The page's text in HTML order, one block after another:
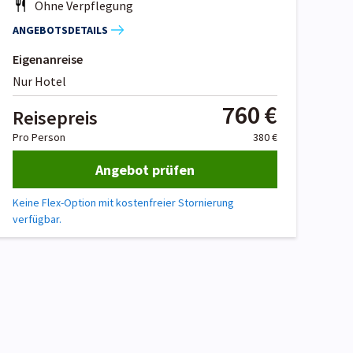
Ohne Verpflegung
ANGEBOTSDETAILS
Eigenanreise
Nur Hotel
Reisepreis 760 €
Pro Person 380 €
Angebot prüfen
Keine Flex-Option mit kostenfreier Stornierung
verfügbar.